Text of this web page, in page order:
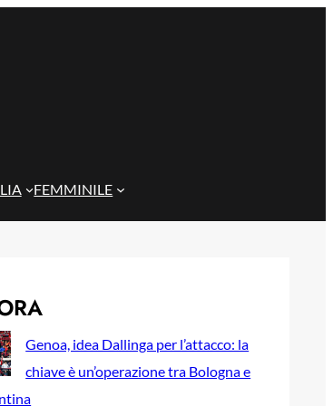
FEMMINILE
Genoa, idea Dallinga per l’attacco: la
chiave è un’operazione tra Bologna e